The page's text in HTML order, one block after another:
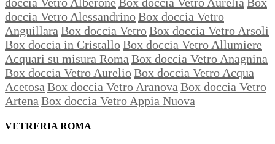
doccia Vetro AlessandrinoBox doccia Vetro
Anguillara Box doccia VetroBox doccia Vetro Arsoli
Box doccia in CristalloBox doccia Vetro Allumiere
Acquari su misura Roma Box doccia Vetro Anagnina
Box doccia Vetro AurelioBox doccia Vetro Acqua
Acetosa Box doccia Vetro Aranova Box doccia Vetro
Artena Box doccia Vetro Appia Nuova
VETRERIA ROMA